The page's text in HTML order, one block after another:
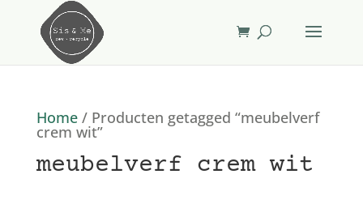
Home/ Producten getagged “meubelverf
crem wit”
meubelverf crem wit